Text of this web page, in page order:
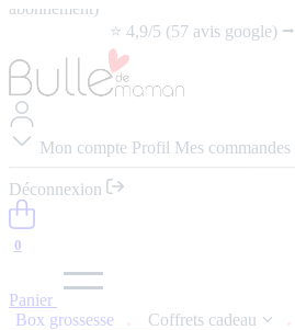
abonnement)
⭐️ 4,9/5 (57 avis google) ⭢
Mon compte Profil Mes commandes
Déconnexion
0
Panier
Box grossesse
Coffrets cadeau